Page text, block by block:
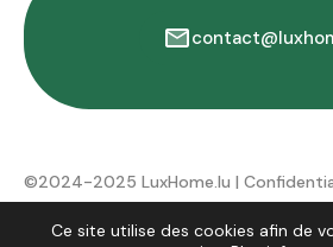
©2024-2025 LuxHome.lu |
d'utilisation
Ce site utilise des cookies afin de